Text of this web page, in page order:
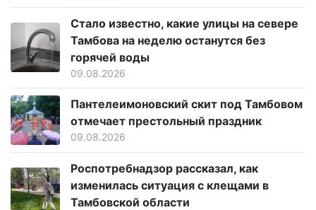
Стало известно, какие улицы на севере
Тамбова на неделю останутся без
горячей воды
09.08.2026
Пантелеимоновский скит под Тамбовом
отмечает престольный праздник
09.08.2026
Роспотребнадзор рассказал, как
изменилась ситуация с клещами в
Тамбовской области